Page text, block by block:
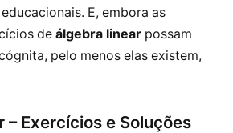
E, embora as
de álgebra linear possam
pelo menos elas existem,
– Exercícios e Soluções